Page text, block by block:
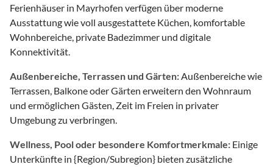
Ferienhäuser in Mayrhofen verfügen über moderne
Ausstattung wie voll ausgestattete Küchen, komfortable
Wohnbereiche, private Badezimmer und digitale
Konnektivität.
Außenbereiche, Terrassen und Gärten:Außenbereiche wie
Terrassen, Balkone oder Gärten erweitern den Wohnraum
und ermöglichen Gästen, Zeit im Freien in privater
Umgebung zu verbringen.
Wellness, Pool oder besondere Komfortmerkmale: Einige
Unterkünfte in {Region/Subregion} bieten zusätzliche